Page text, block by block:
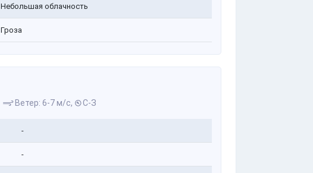
Небольшая облачность
Гроза
Ветер: 6-7 м/с, С-З
-
-